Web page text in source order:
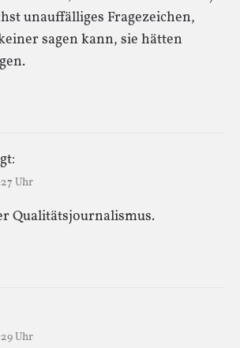
unauffälliges Fragezeichen,
sagen kann, sie hätten
Uhr
Qualitätsjournalismus.
Uhr